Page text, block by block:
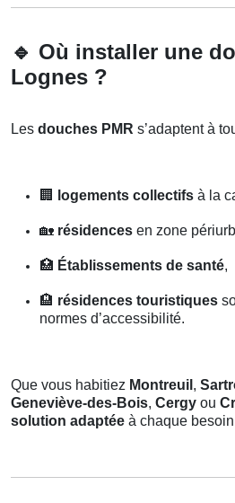
🔹 Où installer une
Lognes ?
Les douches PMR s’adaptent à
🏢 logements collectifs à la
🏡 résidences en zone
🏥 Établissements de santé,
🏨 résidences touristiques
normes d’accessibilité.
Que vous habitiez Montreuil ,
Geneviève-des-Bois, Cergy ou
solution adaptée à chaque